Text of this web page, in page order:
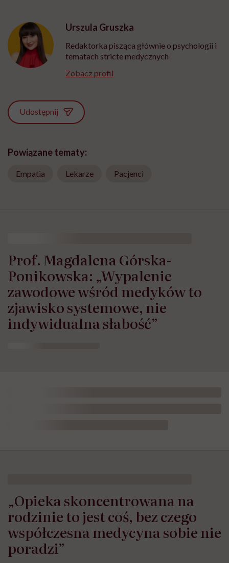
Urszula Gruszka
Redaktorka pisząca głównie o psychologii i
tematach stricte medycznych
Zobacz profil
Udostępnij
Powiązane tematy:
Empatia Lekarze Pacjenci
Prof. Magdalena Górska-
Ponikowska: „Wypalenie
zawodowe wśród medyków to
zjawisko systemowe, nie
indywidualna słabość”
„Opieka skoncentrowana na
rodzinie to jest coś, bez czego
współczesna medycyna sobie nie
poradzi”